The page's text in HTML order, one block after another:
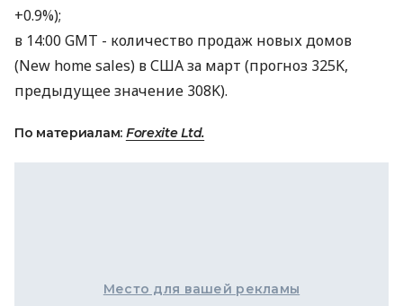
+0.9%);
в 14:00 GMT - количество продаж новых домов
(New home sales) в США за март (прогноз 325K,
предыдущее значение 308K).
По материалам: Forexite Ltd.
Место для вашей рекламы